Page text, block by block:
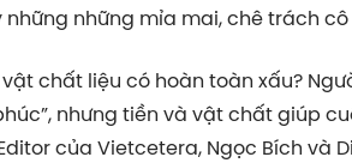
những những mỉa mai, chê trách
chất liệu có hoàn toàn xấu?
nhưng tiền và vật chất giúp
của Vietcetera, Ngọc Bích và